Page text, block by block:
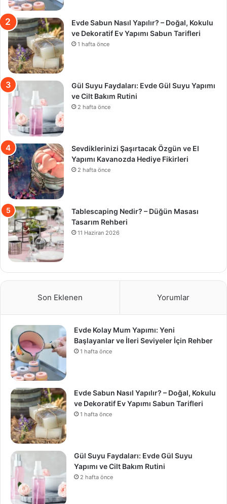
Evde Sabun Nasıl Yapılır? – Doğal, Kokulu
ve Dekoratif Ev Yapımı Sabun Tarifleri
1 hafta önce
Gül Suyu Faydaları: Evde Gül Suyu Yapımı
ve Cilt Bakım Rutini
2 hafta önce
Sevdiklerinizi Şaşırtacak Özgün ve El
Yapımı Kavanozda Hediye Fikirleri
2 hafta önce
Tablescaping Nedir? – Düğün Masası
Tasarım Rehberi
11 Haziran 2026
Son Eklenen Yorumlar
Evde Kolay Mum Yapımı: Yeni
Başlayanlar ve İleri Seviyeler İçin Rehber
1 hafta önce
Evde Sabun Nasıl Yapılır? – Doğal, Kokulu
ve Dekoratif Ev Yapımı Sabun Tarifleri
1 hafta önce
Gül Suyu Faydaları: Evde Gül Suyu
Yapımı ve Cilt Bakım Rutini
2 hafta önce